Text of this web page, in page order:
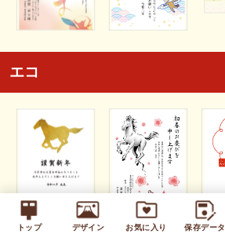
トップ デザイン お気に入り 保存データ
エコ